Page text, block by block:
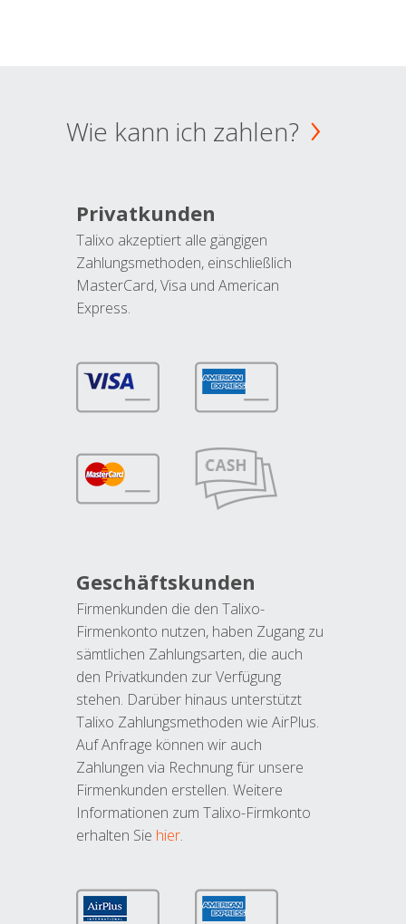
Wie kann ich zahlen?
Privatkunden
Talixo akzeptiert alle gängigen
Zahlungsmethoden, einschließlich
MasterCard, Visa und American
Express.
Geschäftskunden
Firmenkunden die den Talixo-
Firmenkonto nutzen, haben Zugang zu
sämtlichen Zahlungsarten, die auch
den Privatkunden zur Verfügung
stehen. Darüber hinaus unterstützt
Talixo Zahlungsmethoden wie AirPlus.
Auf Anfrage können wir auch
Zahlungen via Rechnung für unsere
Firmenkunden erstellen. Weitere
Informationen zum Talixo-Firmkonto
erhalten Sie hier.